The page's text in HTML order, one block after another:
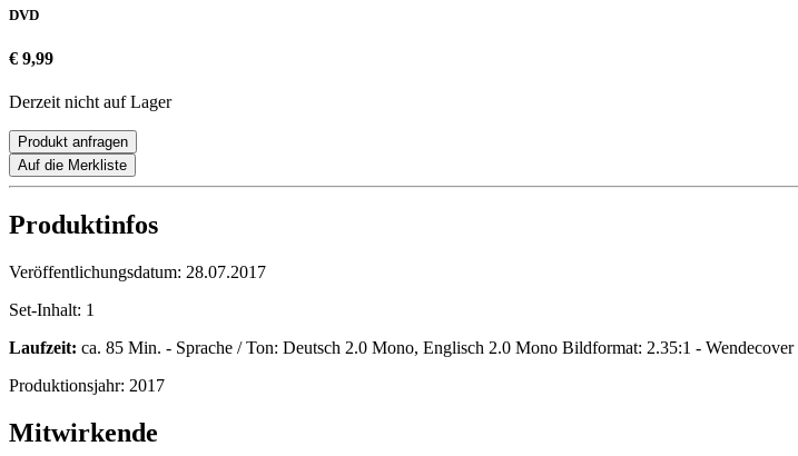
DVD
€ 9,99
Derzeit nicht auf Lager
Produkt anfragen
Auf die Merkliste
Produktinfos
Veröffentlichungsdatum: 28.07.2017
Set-Inhalt: 1
Laufzeit: ca. 85 Min. - Sprache / Ton: Deutsch 2.0 Mono, Englisch 2.0 Mono Bildformat: 2.35:1 - Wendecover
Produktionsjahr: 2017
Mitwirkende